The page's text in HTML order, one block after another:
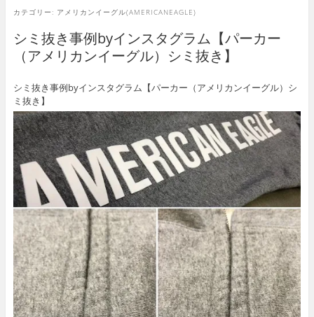
カテゴリー: アメリカンイーグル(AMERICANEAGLE)
シミ抜き事例byインスタグラム【パーカー
（アメリカンイーグル）シミ抜き】
シミ抜き事例byインスタグラム【パーカー（アメリカンイーグル）シ
ミ抜き】